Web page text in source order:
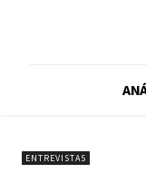
ENTREVISTAS